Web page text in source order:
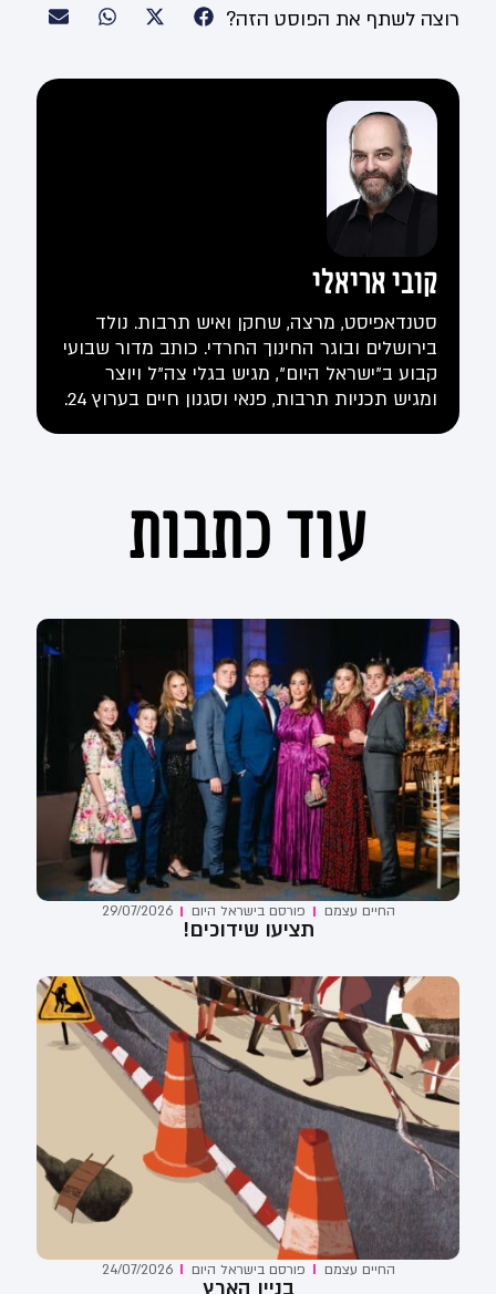
רוצה לשתף את הפוסט הזה?
קובי אריאלי
סטנדאפיסט, מרצה, שחקן ואיש תרבות. נולד
בירושלים ובוגר החינוך החרדי. כותב מדור שבועי
קבוע ב"ישראל היום", מגיש בגלי צה"ל ויוצר
ומגיש תכניות תרבות, פנאי וסגנון חיים בערוץ 24.
עוד כתבות
החיים עצמם פורסם בישראל היום 29/07/2026
תציעו שידוכים!
החיים עצמם פורסם בישראל היום 24/07/2026